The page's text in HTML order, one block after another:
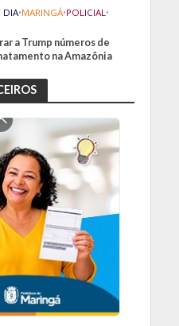
DIA•MARINGÁ•POLICIAL•
a Trump números de
na Amazônia